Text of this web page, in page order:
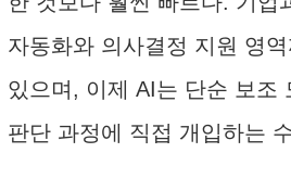
자동화와 의사결정 지원 영
있으며, 이제 AI는 단순 보조
판단 과정에 직접 개입하는